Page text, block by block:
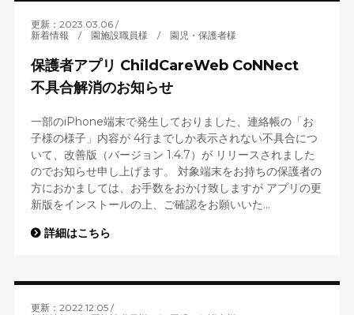
更新：2023.03.06
新着情報 / 園施設職員様 / 園児・保護者様
保護者アプリ ChildCareWeb CoNNect
不具合解消のお知らせ
一部のiPhone端末で発生しておりました、連絡帳の「お
子様の様子」内容が 4行までしか表示されない不具合につ
いて、改善版（バージョン 1.4.7）が リリースされました
のでお知らせ申し上げます。 対象端末をお持ちの保護者の
方におかましては、お手数をおかけ致しますが アプリの更
新版をインストールの上、ご確認をお願いいた...
詳細はこちら
更新：2022.12.05